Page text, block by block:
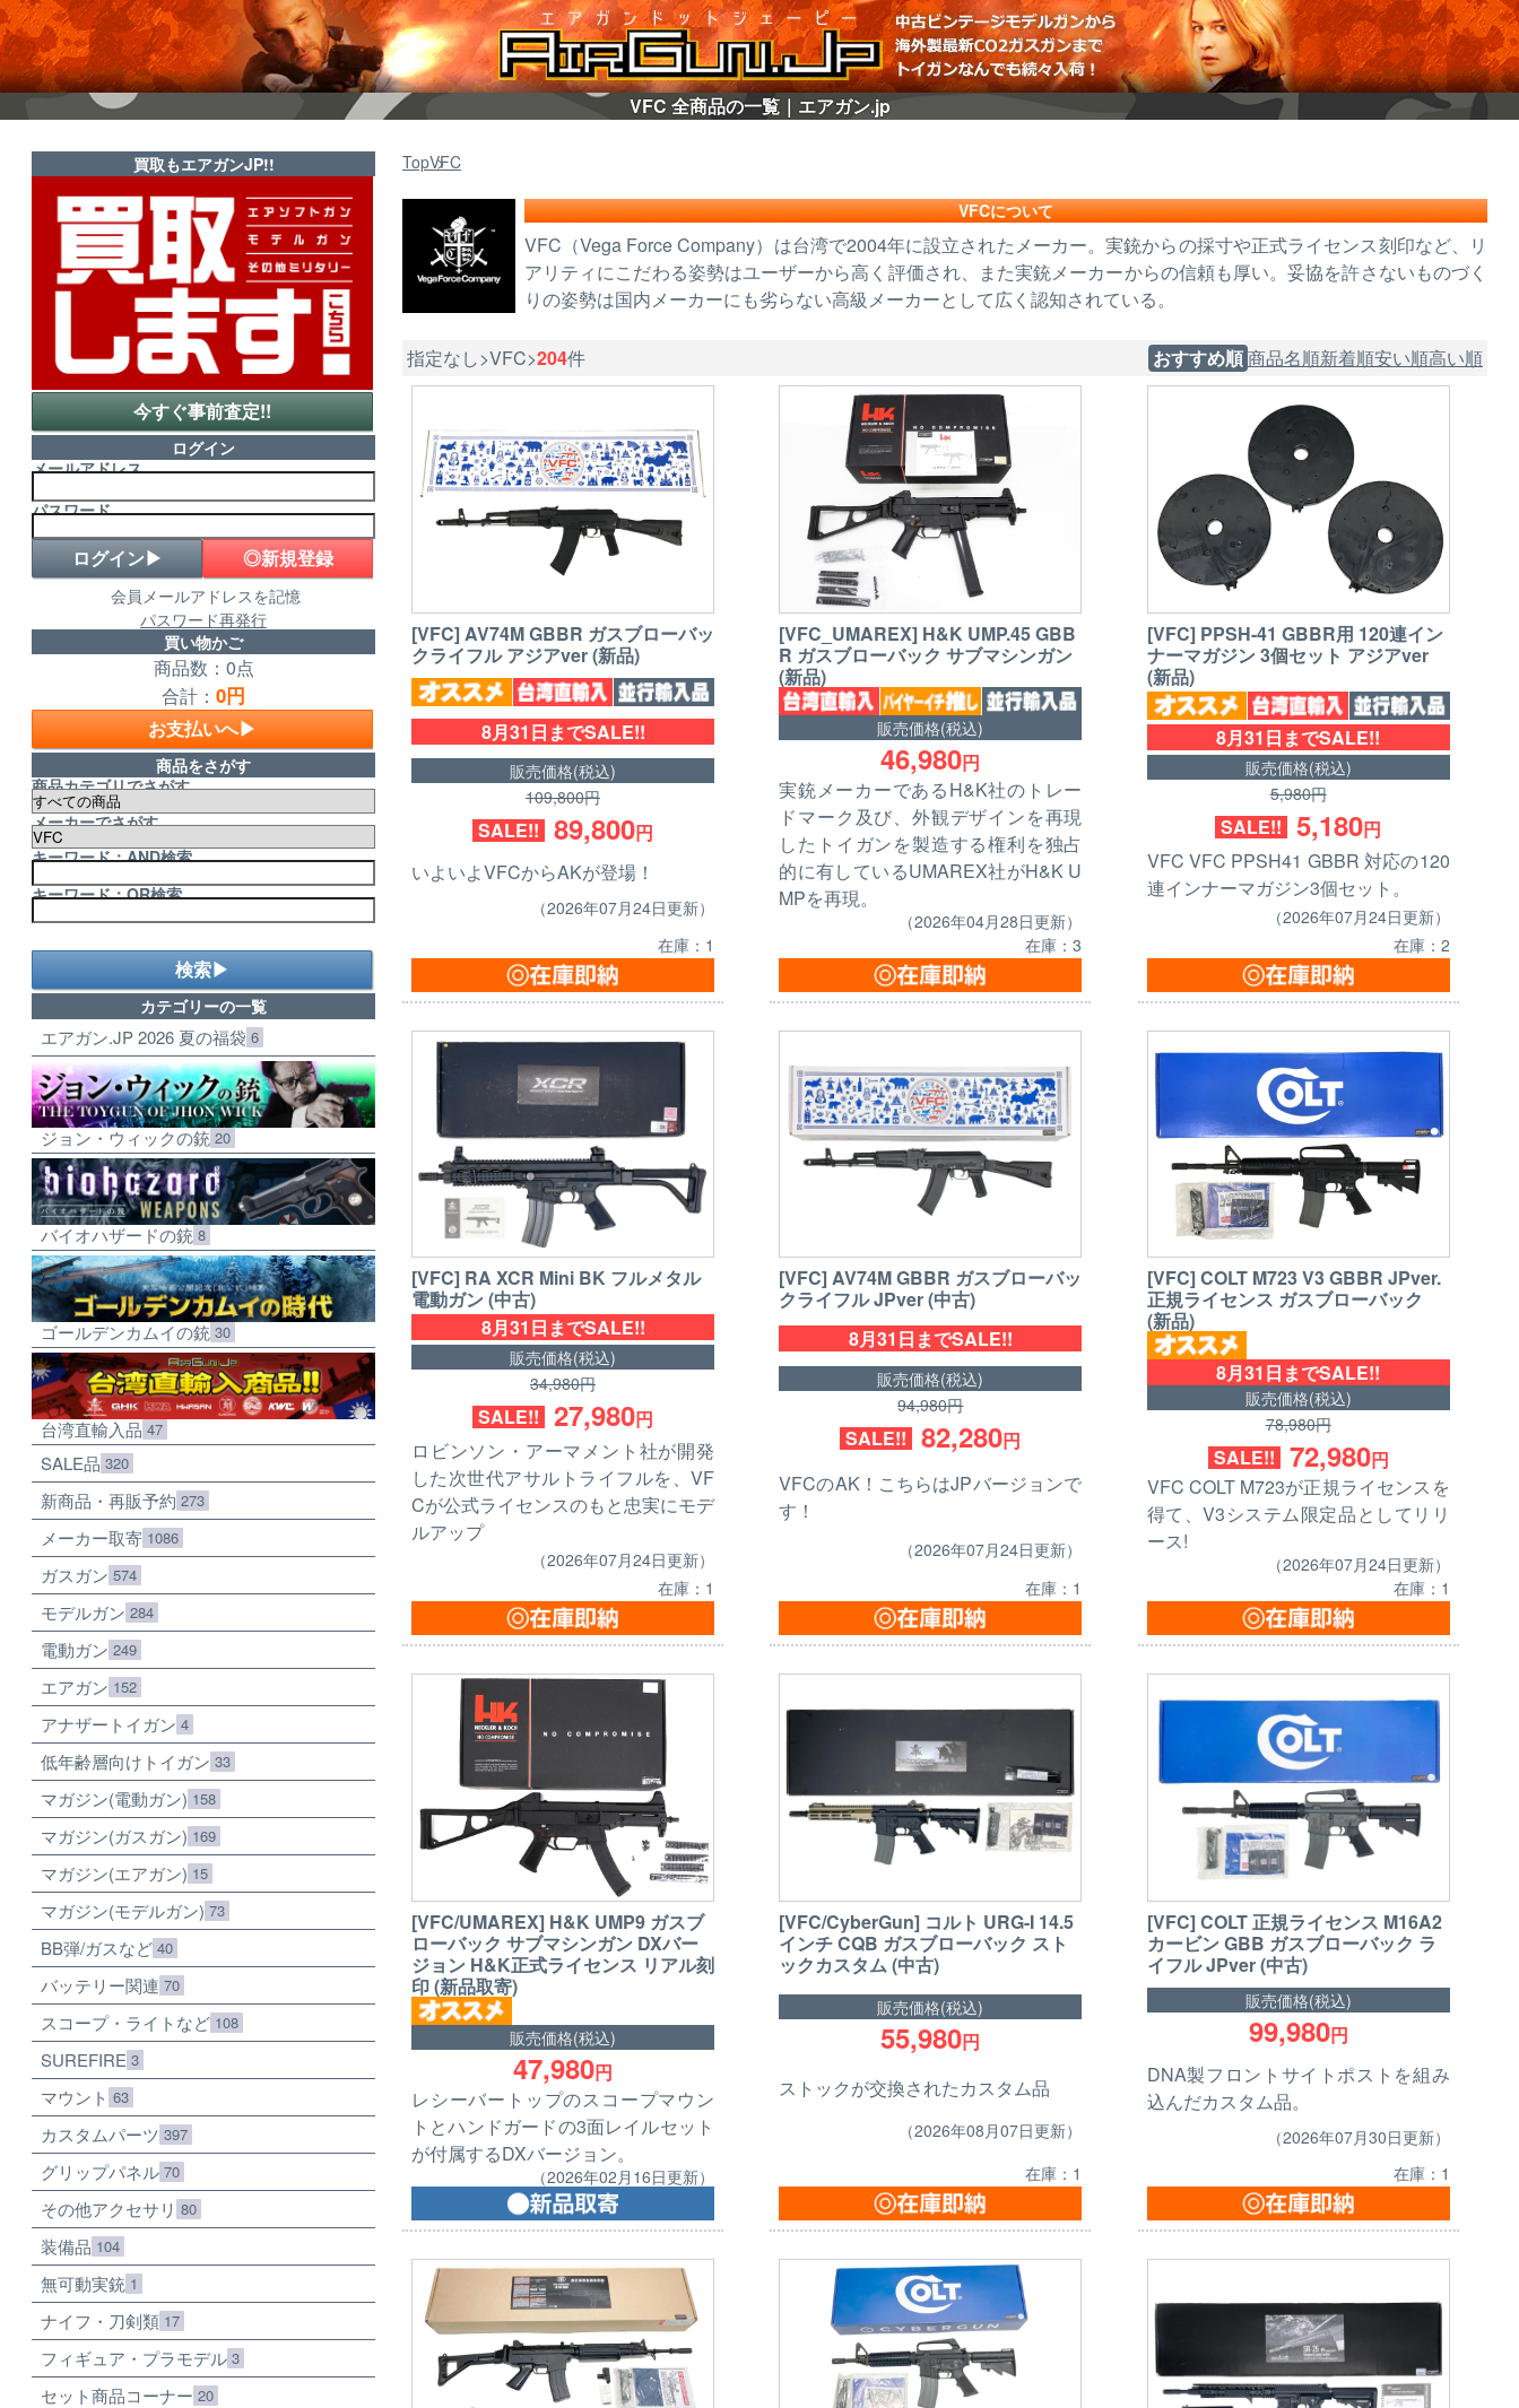
VFC 全商品の一覧｜エアガン.jp
TopVFC
VFCについて
VFC（Vega Force Company）は台湾で2004年に設立されたメーカー。実銃からの採寸や正式ライセンス刻印など、リ
アリティにこだわる姿勢はユーザーから高く評価され、また実銃メーカーからの信頼も厚い。妥協を許さないものづく
りの姿勢は国内メーカーにも劣らない高級メーカーとして広く認知されている。
指定なし>VFC>204件 おすすめ順商品名順新着順安い順高い順
[VFC] AV74M GBBR ガスブローバッ
クライフル アジアver (新品)
8月31日までSALE!!
販売価格(税込)
109,800円
SALE!! 89,800円
いよいよVFCからAKが登場！
（2026年07月24日更新）
在庫：1
[VFC_UMAREX] H&K UMP.45 GBB
R ガスブローバック サブマシンガン
(新品)
販売価格(税込)
46,980円
実銃メーカーであるH&K社のトレー
ドマーク及び、外観デザインを再現
したトイガンを製造する権利を独占
的に有しているUMAREX社がH&K U
MPを再現。
（2026年04月28日更新）
在庫：3
[VFC] PPSH-41 GBBR用 120連イン
ナーマガジン 3個セット アジアver
(新品)
8月31日までSALE!!
販売価格(税込)
5,980円
SALE!! 5,180円
VFC VFC PPSH41 GBBR 対応の120
連インナーマガジン3個セット。
（2026年07月24日更新）
在庫：2
[VFC] RA XCR Mini BK フルメタル
電動ガン (中古)
8月31日までSALE!!
販売価格(税込)
34,980円
SALE!! 27,980円
ロビンソン・アーマメント社が開発
した次世代アサルトライフルを、VF
Cが公式ライセンスのもと忠実にモデ
ルアップ
（2026年07月24日更新）
在庫：1
[VFC] AV74M GBBR ガスブローバッ
クライフル JPver (中古)
8月31日までSALE!!
販売価格(税込)
94,980円
SALE!! 82,280円
VFCのAK！こちらはJPバージョンで
す！
（2026年07月24日更新）
在庫：1
[VFC] COLT M723 V3 GBBR JPver.
正規ライセンス ガスブローバック
(新品)
8月31日までSALE!!
販売価格(税込)
78,980円
SALE!! 72,980円
VFC COLT M723が正規ライセンスを
得て、V3システム限定品としてリリ
ース!
（2026年07月24日更新）
在庫：1
[VFC/UMAREX] H&K UMP9 ガスブ
ローバック サブマシンガン DXバー
ジョン H&K正式ライセンス リアル刻
印 (新品取寄)
販売価格(税込)
47,980円
レシーバートップのスコープマウン
トとハンドガードの3面レイルセット
が付属するDXバージョン。
（2026年02月16日更新）
[VFC/CyberGun] コルト URG-I 14.5
インチ CQB ガスブローバック スト
ックカスタム (中古)
販売価格(税込)
55,980円
ストックが交換されたカスタム品
（2026年08月07日更新）
在庫：1
[VFC] COLT 正規ライセンス M16A2
カービン GBB ガスブローバック ラ
イフル JPver (中古)
販売価格(税込)
99,980円
DNA製フロントサイトポストを組み
込んだカスタム品。
（2026年07月30日更新）
在庫：1
買取もエアガンJP!!
今すぐ事前査定!!
ログイン
メールアドレス
パスワード
◎新規登録
会員メールアドレスを記憶
パスワード再発行
買い物かご
商品数：0点
合計： 0円
お支払いへ▶
商品をさがす
商品カテゴリでさがす
メーカーでさがす
キーワード：AND検索
キーワード：OR検索
検索▶
カテゴリーの一覧
エアガン.JP 2026 夏の福袋 6
ジョン・ウィックの銃 20
バイオハザードの銃 8
ゴールデンカムイの銃 30
台湾直輸入品 47
SALE品 320
新商品・再販予約 273
メーカー取寄 1086
ガスガン 574
モデルガン 284
電動ガン 249
エアガン 152
アナザートイガン 4
低年齢層向けトイガン 33
マガジン(電動ガン) 158
マガジン(ガスガン) 169
マガジン(エアガン) 15
マガジン(モデルガン) 73
BB弾/ガスなど 40
バッテリー関連 70
スコープ・ライトなど 108
SUREFIRE 3
マウント 63
カスタムパーツ 397
グリップパネル 70
その他アクセサリ 80
装備品 104
無可動実銃 1
ナイフ・刀剣類 17
フィギュア・プラモデル 3
セット商品コーナー 20